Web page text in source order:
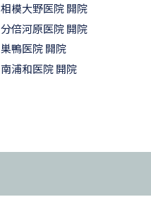
相模大野医院 開院
分倍河原医院 開院
巣鴨医院 開院
南浦和医院 開院